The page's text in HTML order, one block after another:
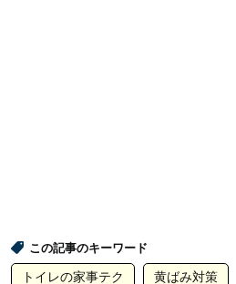
この記事のキーワード
トイレの家事テク 黄ばみ対策